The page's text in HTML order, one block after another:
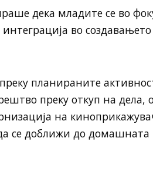
дека младите се во
во
планираните
преку откуп на дела,
на
се доближи до домашната